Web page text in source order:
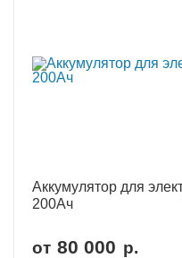
Аккумулятор для
200Ач
от 80 000 р.